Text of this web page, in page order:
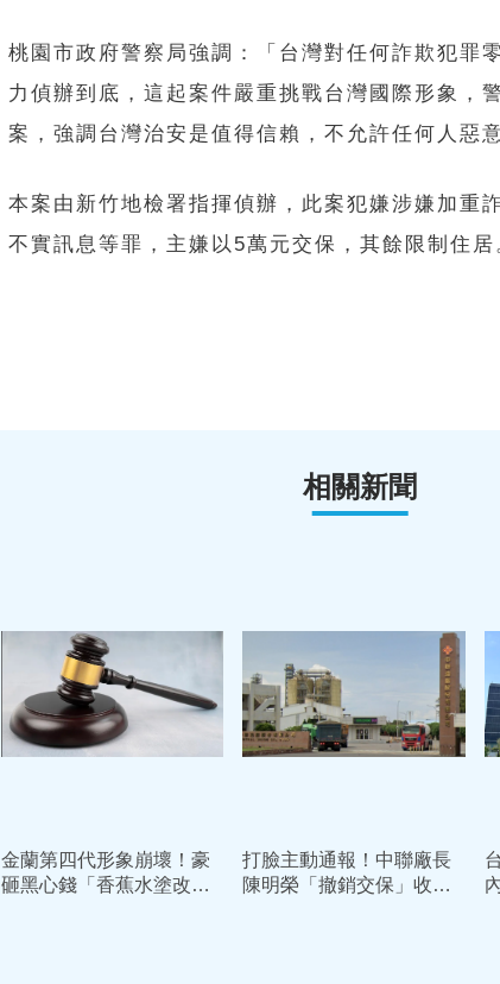
桃園市政府警察局強調：「台灣對任何詐欺犯罪
力偵辦到底，這起案件嚴重挑戰台灣國際形象，
案，強調台灣治安是值得信賴，不允許任何人惡
本案由新竹地檢署指揮偵辦，此案犯嫌涉嫌加重
不實訊息等罪，主嫌以5萬元交保，其餘限制住居
相關新聞
金蘭第四代形象崩壞！豪
砸黑心錢「香蕉水塗改效
打臉主動通報！中聯廠長
陳明榮「撤銷交保」收押